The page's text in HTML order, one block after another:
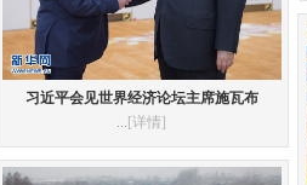
习近平会见世界经济论坛主席施瓦布
... [详情]